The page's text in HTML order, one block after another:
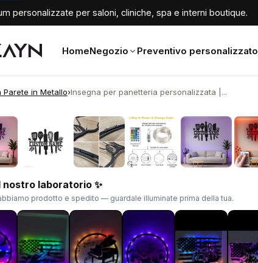
personalizzate per saloni, cliniche, spa e interni boutique.
HomeNegozio Preventivo personalizzato
in Metallo›Insegna per panetteria personalizzata |...
nostro laboratorio ✨
prodotto e spedito — guardale illuminate prima della tua.